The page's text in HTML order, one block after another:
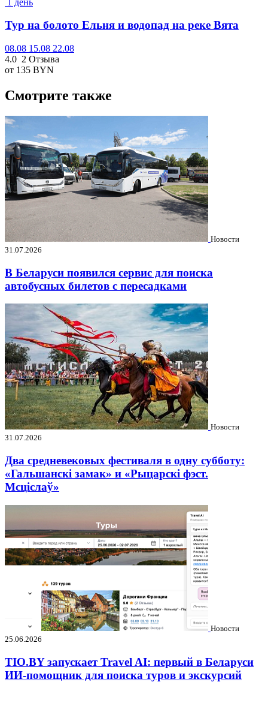
Тур на болото Ельня и водопад на реке Вята
08.08 15.08 22.08
4.0 2 Отзыва
от 135 BYN
Смотрите также
Новости
31.07.2026
В Беларуси появился сервис для поиска
автобусных билетов с пересадками
Новости
31.07.2026
Два средневековых фестиваля в одну субботу:
«Гальшанскі замак» и «Рыцарскі фэст.
Мсціслаў»
Новости
25.06.2026
TIO.BY запускает Travel AI: первый в Беларуси
ИИ-помощник для поиска туров и экскурсий